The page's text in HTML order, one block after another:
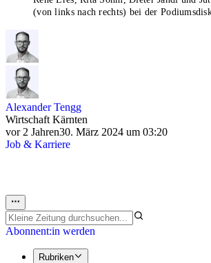
(von links nach rechts) bei der
Alexander Tengg
Wirtschaft Kärnten
vor 2 Jahren30. März 2024 um 03:20
Job & Karriere
Abonnent:in werden
Rubriken